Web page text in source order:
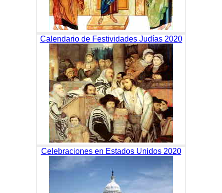
Calendario de Festividades Judías 2020
Celebraciones en Estados Unidos 2020